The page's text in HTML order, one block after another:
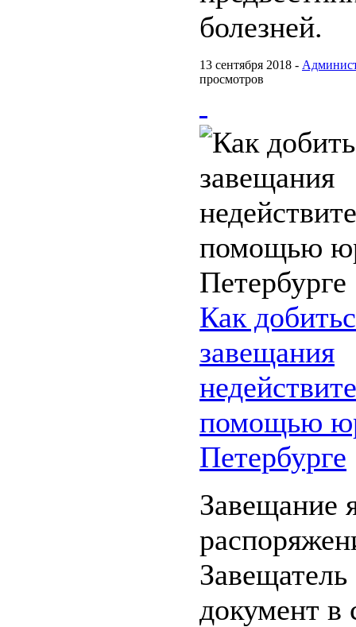
болезней.
13 сентября 2018 -
просмотров
Как
завещания
помощью
Петербурге
Завещание
документ в